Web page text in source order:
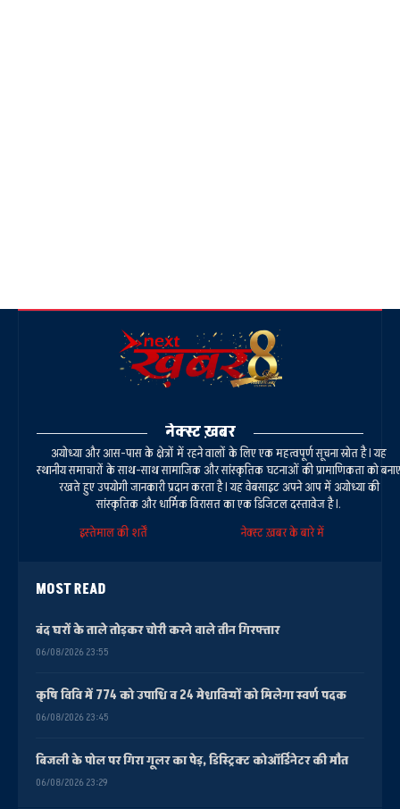
नेक्स्ट ख़बर
अयोध्या और आस-पास के क्षेत्रों में रहने वालों के लिए एक महत्वपूर्ण सूचना स्रोत है। यह
स्थानीय समाचारों के साथ-साथ सामाजिक और सांस्कृतिक घटनाओं की प्रामाणिकता को बनाए
रखते हुए उपयोगी जानकारी प्रदान करता है। यह वेबसाइट अपने आप में अयोध्या की
सांस्कृतिक और धार्मिक विरासत का एक डिजिटल दस्तावेज है।.
इस्तेमाल की शर्तें
नेक्स्ट ख़बर के बारे में
MOST READ
बंद घरों के ताले तोड़कर चोरी करने वाले तीन गिरफ्तार
06/08/2026 23:55
कृषि विवि में 774 को उपाधि व 24 मेधावियों को मिलेगा स्वर्ण पदक
06/08/2026 23:45
बिजली के पोल पर गिरा गूलर का पेड़, डिस्ट्रिक्ट कोऑर्डिनेटर की मौत
06/08/2026 23:29